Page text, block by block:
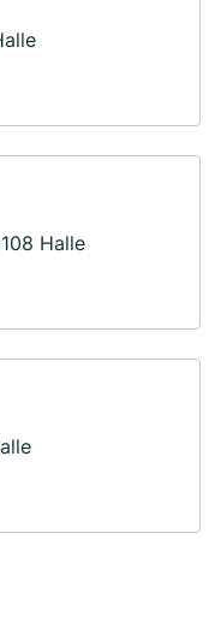
Halle